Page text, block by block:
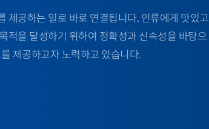
제공하는 일로 바로 연결됩니다. 인류에게 맛있고
적을 달성하기 위하여 정확성과 신속성을 바탕으
제공하고자 노력하고 있습니다.